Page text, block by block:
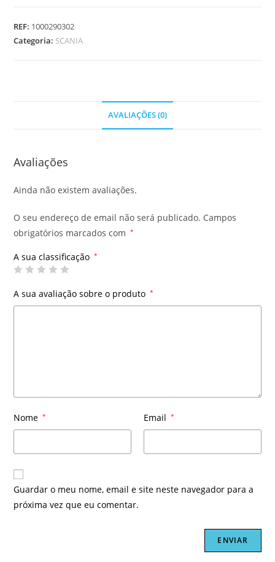
REF: 1000290302
Categoria: SCANIA
AVALIAÇÕES (0)
Avaliações
Ainda não existem avaliações.
O seu endereço de email não será publicado. Campos
obrigatórios marcados com
*
A sua classificação *
A sua avaliação sobre o produto *
Nome * Email *
Guardar o meu nome, email e site neste navegador para a
próxima vez que eu comentar.